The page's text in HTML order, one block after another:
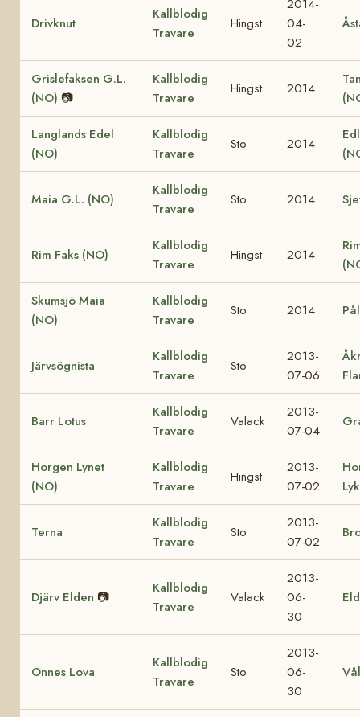
Drivknut
Kallblodig
Travare
Hingst
2014-
04-
02
Grislefaksen G.L.
(NO) 📷
Kallblodig
Travare
Hingst 2014
Langlands Edel
(NO)
Kallblodig
Travare
Sto 2014
Maia G.L. (NO)
Kallblodig
Travare
Sto 2014
Rim Faks (NO)
Kallblodig
Travare
Hingst 2014
Skumsjö Maia
(NO)
Kallblodig
Travare
Sto 2014
Järvsögnista
Kallblodig
Travare
Sto
2013-
07-06
Barr Lotus
Kallblodig
Travare
Valack
2013-
07-04
Horgen Lynet
(NO)
Kallblodig
Travare
Hingst
2013-
07-02
Terna
Kallblodig
Travare
Sto
2013-
07-02
Djärv Elden 📷
Kallblodig
Travare
Valack
2013-
06-
30
Önnes Lova
Kallblodig
Travare
Sto
2013-
06-
30